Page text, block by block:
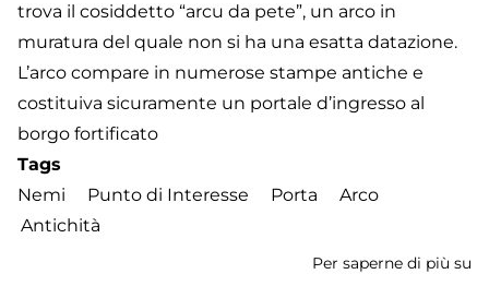
trova il cosiddetto “arcu da pete”, un arco in
muratura del quale non si ha una esatta datazione.
L’arco compare in numerose stampe antiche e
costituiva sicuramente un portale d’ingresso al
borgo fortificato
Tags
Nemi
Punto di Interesse Porta
Arco
Antichità
Per saperne di più su